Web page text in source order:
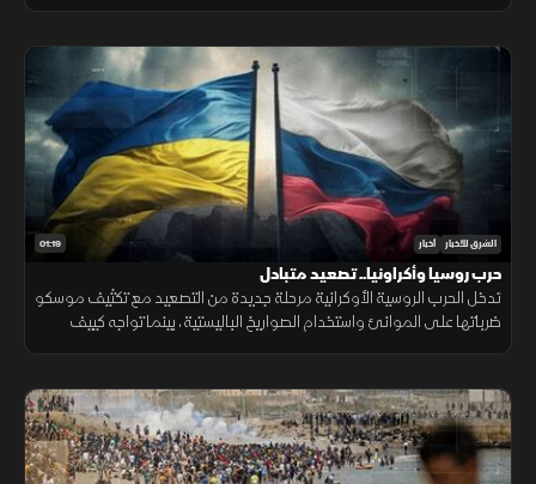
01:19 الشرق للأخبار أخبار
حرب روسيا وأكراونيا.. تصعيد متبادل
تدخل الحرب الروسية الأوكرانية مرحلة جديدة من التصعيد مع تكثيف موسكو
ضرباتها على الموانئ واستخدام الصواريخ الباليستية، بينما تواجه كييف